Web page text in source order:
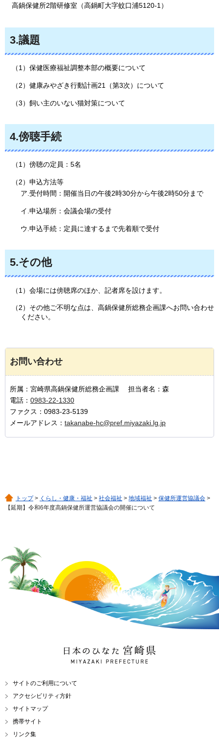
高鍋保健所2階研修室（高鍋町大字蚊口浦5120-1）
3.議題
（1）保健医療福祉調整本部の概要について
（2）健康みやざき行動計画21（第3次）について
（3）飼い主のいない猫対策について
4.傍聴手続
（1）傍聴の定員：5名
（2）申込方法等
ア.受付時間：開催当日の午後2時30分から午後2時50分まで
イ.申込場所：会議会場の受付
ウ.申込手続：定員に達するまで先着順で受付
5.その他
（1）会場には傍聴席のほか、記者席を設けます。
（2）その他ご不明な点は、高鍋保健所総務企画課へお問い合わせ
ください。
お問い合わせ
所属：宮崎県高鍋保健所総務企画課 担当者名：森
電話： 0983-22-1330
ファクス：0983-23-5139
メールアドレス： takanabe-hc@pref.miyazaki.lg.jp
トップ> くらし・健康・福祉 > 社会福祉 > 地域福祉 > 保健所運営協議会 >
【延期】令和6年度高鍋保健所運営協議会の開催について
日本のひなた 宮崎県
MIYAZAKI PREFECTURE
サイトのご利用について
アクセシビリティ方針
サイトマップ
携帯サイト
リンク集